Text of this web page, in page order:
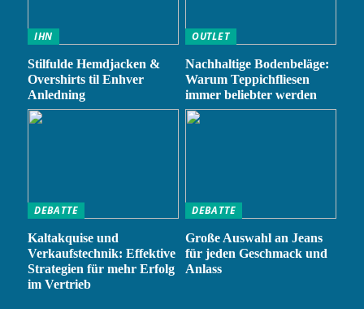
IHN
Stilfulde Hemdjacken &
Overshirts til Enhver
Anledning
OUTLET
Nachhaltige Bodenbeläge:
Warum Teppichfliesen
immer beliebter werden
DEBATTE
Kaltakquise und
Verkaufstechnik: Effektive
Strategien für mehr Erfolg
im Vertrieb
DEBATTE
Große Auswahl an Jeans
für jeden Geschmack und
Anlass